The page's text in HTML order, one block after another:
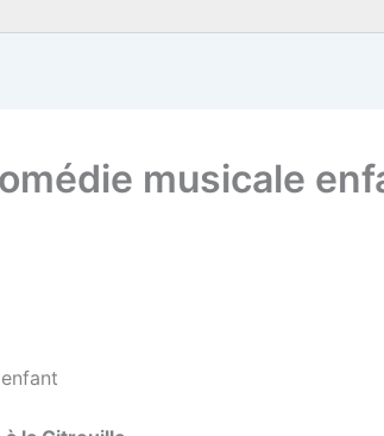
musicale